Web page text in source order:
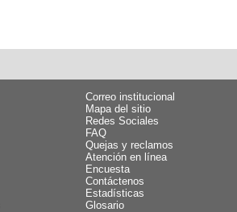
Correo institucional
Mapa del sitio
Redes Sociales
FAQ
Quejas y reclamos
Atención en línea
Encuesta
Contáctenos
Estadísticas
Glosario